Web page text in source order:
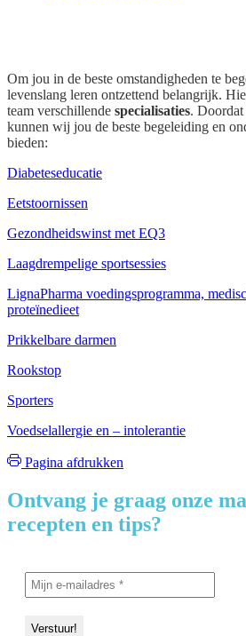
Om jou in de beste omstandigheden te
levenslang leren ontzettend belangrijk.
team verschillende specialisaties.
kunnen wij jou de beste begeleiding en
bieden:
Diabeteseducatie
Eetstoornissen
Gezondheidswinst met EQ3
Laagdrempelige sportsessies
LignaPharma voedingsprogramma,
proteïnedieet
Prikkelbare darmen
Rookstop
Sporters
Voedselallergie en – intolerantie
Pagina afdrukken
Ontvang je graag onze
recepten en tips?